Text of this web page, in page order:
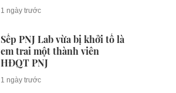
1 ngày trước
Sếp PNJ Lab vừa bị khởi tố là
em trai một thành viên
HĐQT PNJ
1 ngày trước